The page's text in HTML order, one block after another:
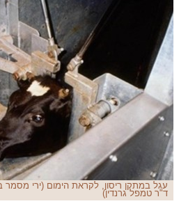
עגל במתקן ריסון, לקראת הימום (ירי מסמר
ד"ר טמפל גרנדין)